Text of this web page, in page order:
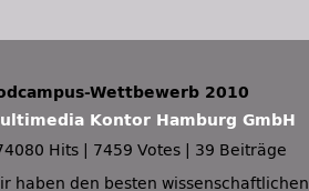
Wettbewerb 2010
Kontor Hamburg GmbH
Hits
7459 Votes
39 Beiträge
haben den besten wissenschaftlichen